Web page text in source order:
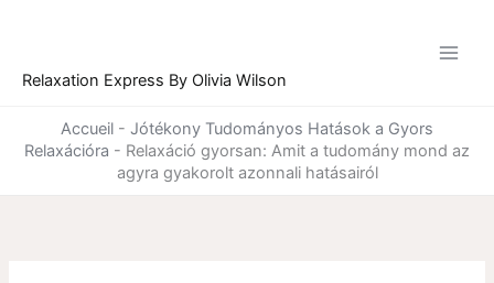
Relaxation Express By Olivia Wilson
Accueil - Jótékony Tudományos Hatások a Gyors
Relaxációra - Relaxáció gyorsan: Amit a tudomány mond az
agyra gyakorolt azonnali hatásairól